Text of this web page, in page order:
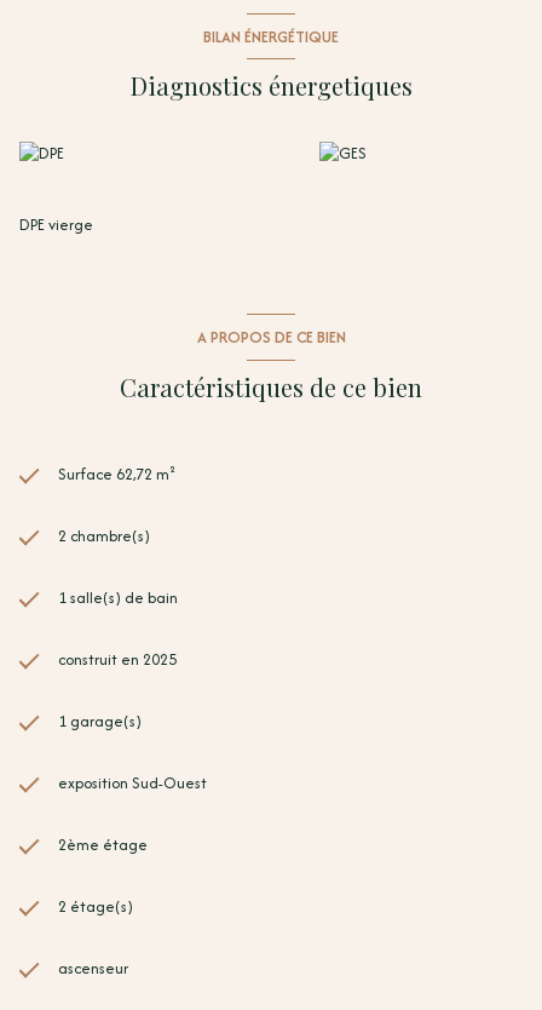
CHEBAH, Agent commercial TERRA ALBERA (RSAC n° 845 145 861 -
Perpignan) 06. 86.01.38.64 mail : sahra@terra-albera.com Les
sur le site Géorisques : https://www.georisques.gouv.fr
BILAN ÉNERGÉTIQUE
Diagnostics énergetiques
DPE vierge
A PROPOS DE CE BIEN
Caractéristiques de ce bien
Surface 62,72 m²
2 chambre(s)
1 salle(s) de bain
construit en 2025
1 garage(s)
exposition Sud-Ouest
2ème étage
2 étage(s)
ascenseur